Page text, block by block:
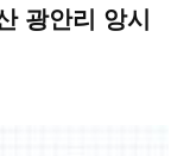
광안리 앙시